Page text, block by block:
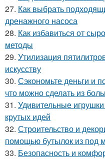
27. Как выбрать
дренажного насоса
28. Как избавиться от
методы
29. Утилизация
искусству
30. Сэкономьте деньги и
что можно сделать из
31. Удивительные
крутых идей
32. Строительство и
помощью бутылок из под
33. Безопасность и